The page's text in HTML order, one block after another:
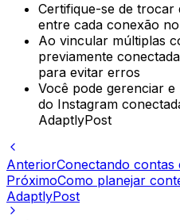
Certifique-se de
entre cada conexão
Ao vincular múltiplas
previamente
para evitar erros
Você pode gerenciar
do Instagram
AdaptlyPost
AnteriorConectando contas
PróximoComo planejar
AdaptlyPost